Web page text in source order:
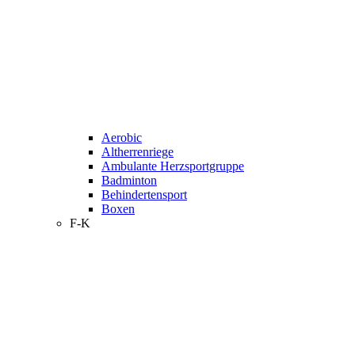
Aerobic
Altherrenriege
Ambulante Herzsportgruppe
Badminton
Behindertensport
Boxen
F-K